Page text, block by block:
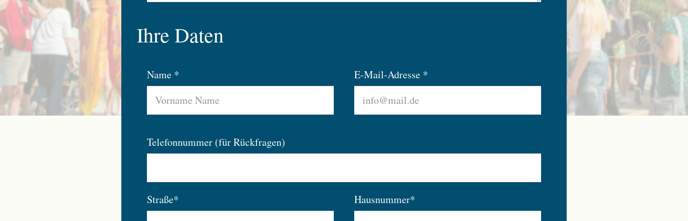
Ihre Daten
Name * E-Mail-Adresse *
Telefonnummer (für Rückfragen)
Straße* Hausnummer*